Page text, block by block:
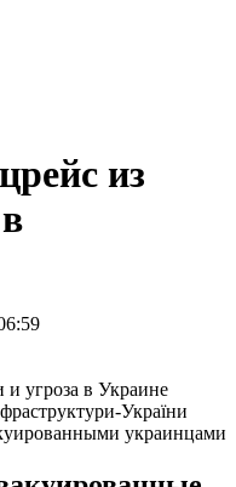
из
України
украинцами